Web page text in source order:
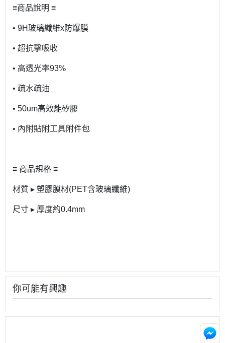
≡商品說明 ≡
• 9H玻璃纖維x防爆膜
• 超抗擊吸收
• 高透光率93%
• 疏水疏油
• 50um高效能矽膠
• 內附貼附工具附件包
≡ 商品規格 ≡
材質 ▸ 塑膠膜材(PET含玻璃纖維)
尺寸 ▸ 厚度約0.4mm
你可能有興趣